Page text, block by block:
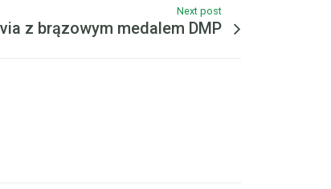
Next post
z brązowym medalem DMP